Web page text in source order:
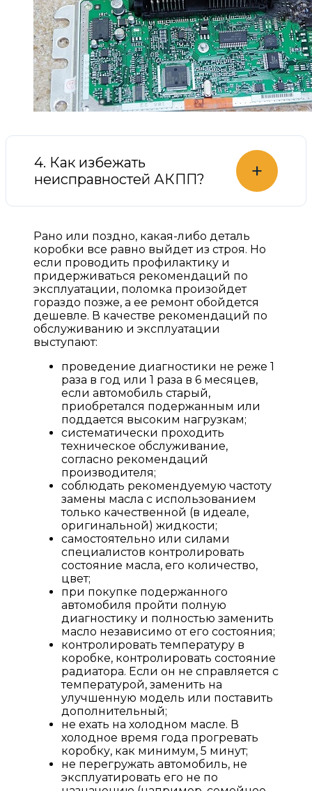
4. Как избежать
неисправностей АКПП?
+
Рано или поздно, какая-либо деталь
коробки все равно выйдет из строя. Но
если проводить профилактику и
придерживаться рекомендаций по
эксплуатации, поломка произойдет
гораздо позже, а ее ремонт обойдется
дешевле. В качестве рекомендаций по
обслуживанию и эксплуатации
выступают:
проведение диагностики не реже 1
раза в год или 1 раза в 6 месяцев,
если автомобиль старый,
приобретался подержанным или
поддается высоким нагрузкам;
систематически проходить
техническое обслуживание,
согласно рекомендаций
производителя;
соблюдать рекомендуемую частоту
замены масла с использованием
только качественной (в идеале,
оригинальной) жидкости;
самостоятельно или силами
специалистов контролировать
состояние масла, его количество,
цвет;
при покупке подержанного
автомобиля пройти полную
диагностику и полностью заменить
масло независимо от его состояния;
контролировать температуру в
коробке, контролировать состояние
радиатора. Если он не справляется с
температурой, заменить на
улучшенную модель или поставить
дополнительный;
не ехать на холодном масле. В
холодное время года прогревать
коробку, как минимум, 5 минут;
не перегружать автомобиль, не
эксплуатировать его не по